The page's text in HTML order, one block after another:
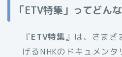
「ETV特集」ってどん
『ETV特集』は、さまざ
げるNHKのドキュメン